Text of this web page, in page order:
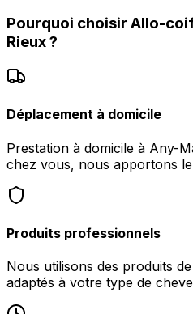
Pourquoi choisir Allo-
Rieux?
Déplacement à domicile
Prestation à domicile à Any-
chez vous, nous apportons
Produits professionnels
Nous utilisons des produits
adaptés à votre type de